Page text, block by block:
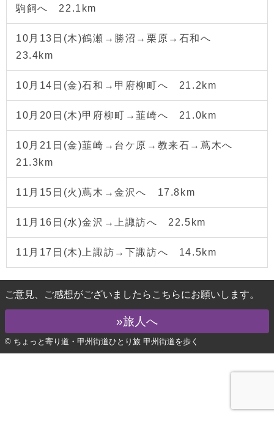
駒飼へ 22.1km
10月13日(木)鶴瀬→勝沼→栗原→石和へ
23.4km
10月14日(金)石和→甲府柳町へ 21.2km
10月20日(木)甲府柳町→韮崎へ 21.0km
10月21日(金)韮崎→台ケ原→教来石→蔦木へ
21.3km
11月15日(火)蔦木→金沢へ 17.8km
11月16日(水)金沢→上諏訪へ 22.5km
11月17日(木)上諏訪→下諏訪へ 14.5km
ご意見、ご感想がございましたらこちらにお願いします。
»旅人へ
© ちょっと寄り道・甲州街道ひとり旅 甲州街道を歩く